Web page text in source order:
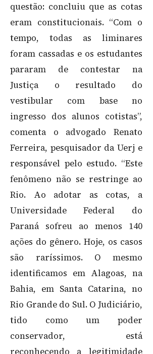
questão: concluiu que as cotas
eram constitucionais. “Com o
tempo, todas as liminares
foram cassadas e os estudantes
pararam de contestar na
Justiça o resultado do
vestibular com base no
ingresso dos alunos cotistas”,
comenta o advogado Renato
Ferreira, pesquisador da Uerj e
responsável pelo estudo. “Este
fenômeno não se restringe ao
Rio. Ao adotar as cotas, a
Universidade Federal do
Paraná sofreu ao menos 140
ações do gênero. Hoje, os casos
são raríssimos. O mesmo
identificamos em Alagoas, na
Bahia, em Santa Catarina, no
Rio Grande do Sul. O Judiciário,
tido como um poder
conservador, está
reconhecendo a legitimidade